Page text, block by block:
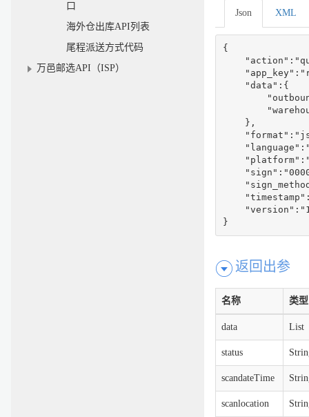
口
海外仓出库API列表
尾程派送方式代码
万邑邮选API（ISP）
Json XML
{
    "data":{
    },
}
返回出参
名称 类型
data List
status
scandateTime
scanlocation